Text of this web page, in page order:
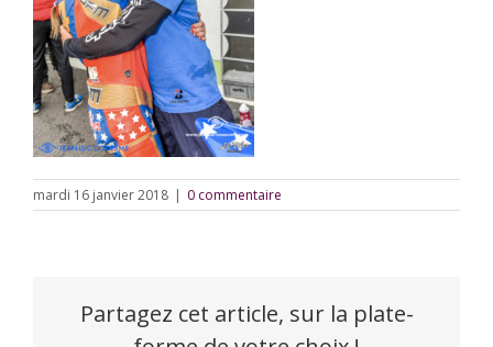
mardi 16 janvier 2018 | 0 commentaire
Partagez cet article, sur la plate-